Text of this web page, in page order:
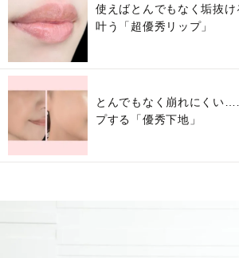
使えばとんでもなく垢抜
叶う「超優秀リップ」
とんでもなく崩れにくい
プする「優秀下地」